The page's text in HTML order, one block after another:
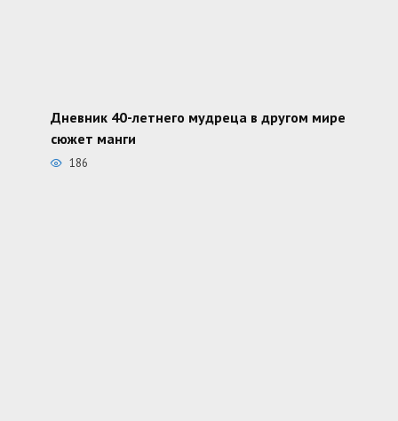
Дневник 40-летнего мудреца в другом мире
сюжет манги
186